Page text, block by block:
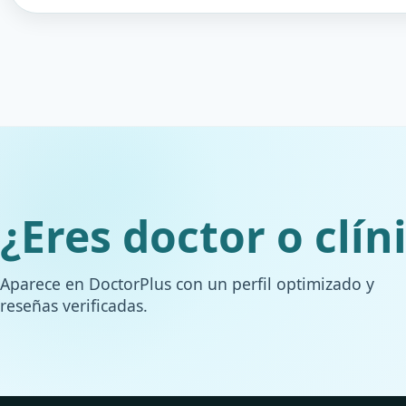
¿Eres doctor o
Aparece en DoctorPlus con un perfil optimizado y
reseñas verificadas.